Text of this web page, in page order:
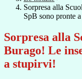
Sorpresa alla
SpB sono pronte
Sorpresa alla
Burago! Le
a stupirvi!